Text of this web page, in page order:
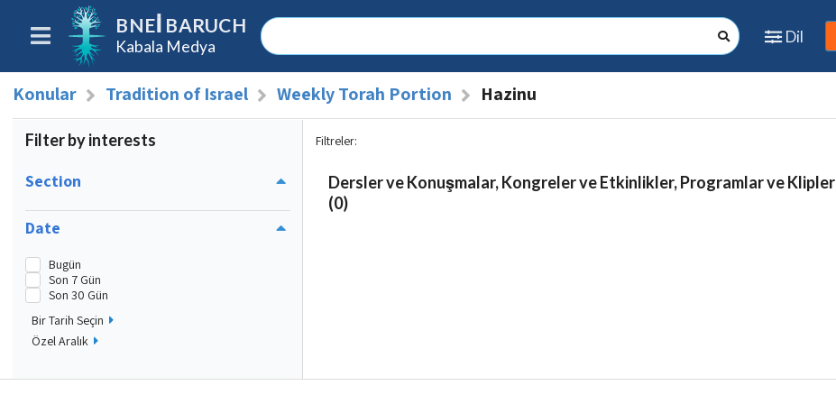
BNEI BARUCH
Kabala Medya
Dil
Konular Tradition of Israel Weekly Torah Portion Hazinu
Filter by interests
Section
Date
Bugün
Son 7 Gün
Son 30 Gün
Bir Tarih Seçin
Özel Aralık
Filtreler:
Dersler ve Konuşmalar, Kongreler ve Etkinlikler, Programlar ve Klipler
(0)